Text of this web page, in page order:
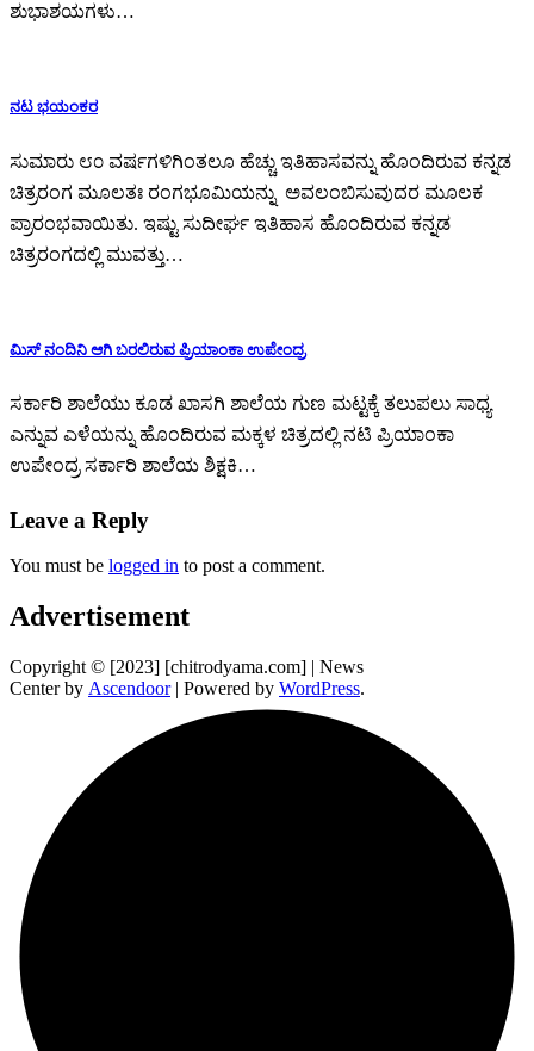
ಶುಭಾಶಯಗಳು…
ನಟ ಭಯಂಕರ
ಸುಮಾರು ೮೦ ವರ್ಷಗಳಿಗಿಂತಲೂ ಹೆಚ್ಚು ಇತಿಹಾಸವನ್ನು ಹೊಂದಿರುವ ಕನ್ನಡ
ಚಿತ್ರರಂಗ ಮೂಲತಃ ರಂಗಭೂಮಿಯನ್ನು ಅವಲಂಬಿಸುವುದರ ಮೂಲಕ
ಪ್ರಾರಂಭವಾಯಿತು. ಇಷ್ಟು ಸುದೀರ್ಘ ಇತಿಹಾಸ ಹೊಂದಿರುವ ಕನ್ನಡ
ಚಿತ್ರರಂಗದಲ್ಲಿ ಮುವತ್ತು…
ಮಿಸ್ ನಂದಿನಿ ಆಗಿ ಬರಲಿರುವ ಪ್ರಿಯಾಂಕಾ ಉಪೇಂದ್ರ
ಸರ್ಕಾರಿ ಶಾಲೆಯು ಕೂಡ ಖಾಸಗಿ ಶಾಲೆಯ ಗುಣ ಮಟ್ಟಕ್ಕೆ ತಲುಪಲು ಸಾಧ್ಯ
ಎನ್ನುವ ಎಳೆಯನ್ನು ಹೊಂದಿರುವ ಮಕ್ಕಳ ಚಿತ್ರದಲ್ಲಿ ನಟಿ ಪ್ರಿಯಾಂಕಾ
ಉಪೇಂದ್ರ ಸರ್ಕಾರಿ ಶಾಲೆಯ ಶಿಕ್ಷಕಿ…
Leave a Reply
You must be logged in to post a comment.
Advertisement
Copyright © [2023] [chitrodyama.com] | News
Center by Ascendoor| Powered by WordPress.